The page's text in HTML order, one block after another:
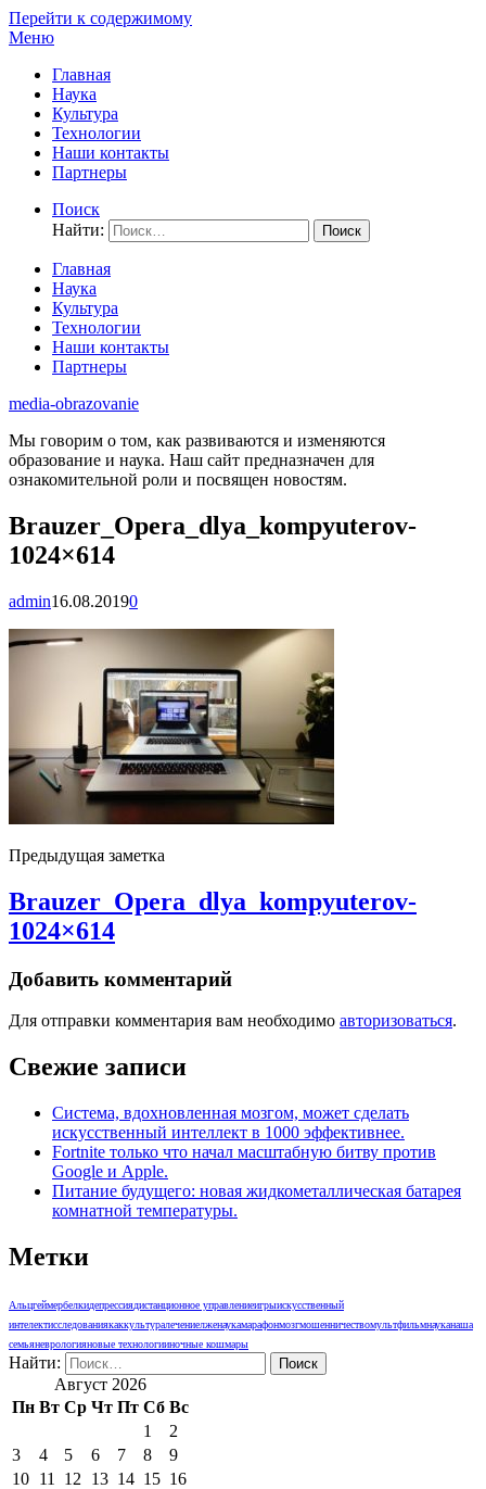
Перейти к содержимому
Меню
Главная
Наука
Культура
Технологии
Наши контакты
Партнеры
Поиск
Найти:
Главная
Наука
Культура
Технологии
Наши контакты
Партнеры
media-obrazovanie
Мы говорим о том, как развиваются и изменяются
образование и наука. Наш сайт предназначен для
ознакомительной роли и посвящен новостям.
Brauzer_Opera_dlya_kompyuterov-
1024×614
admin16.08.20190
Предыдущая заметка
Brauzer_Opera_dlya_kompyuterov-
1024×614
Добавить комментарий
Для отправки комментария вам необходимо авторизоваться.
Свежие записи
Система, вдохновленная мозгом, может сделать
искусственный интеллект в 1000 эффективнее.
Fortnite только что начал масштабную битву против
Google и Apple.
Питание будущего: новая жидкометаллическая батарея
комнатной температуры.
Метки
Альцгеймербелкидепрессиядистанционное управлениеигрыискусственный
интелектисследованиякаккультуралечениелженаукамарафонмозгмошенничествомультфильмнауканаша
семьяневрологияновые технологииночные кошмары
Найти:
Август 2026
Пн Вт Ср Чт Пт Сб Вс
1
2
3
4 5 6 7 8
9
10 11 12 13 14 15 16